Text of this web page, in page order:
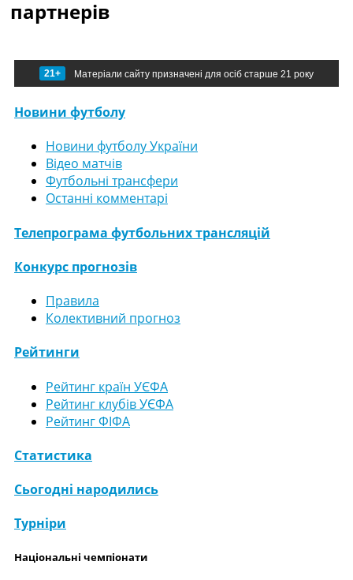
партнерів
21+ Матеріали сайту призначені для осіб старше 21 року
Новини футболу
Новини футболу України
Відео матчів
Футбольні трансфери
Останні комментарі
Телепрограма футбольних трансляцій
Конкурс прогнозів
Правила
Колективний прогноз
Рейтинги
Рейтинг країн УЄФА
Рейтинг клубів УЄФА
Рейтинг ФІФА
Статистика
Сьогодні народились
Турніри
Національні чемпіонати